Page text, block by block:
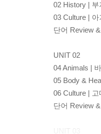
02 History | 부
03 Culture |
단어 Review
UNIT 02
04 Animals |
05 Body &
06 Culture |
단어 Review